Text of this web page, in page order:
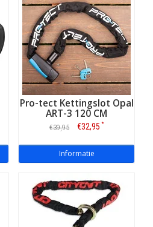
Pro-tect Kettingslot Opal
ART-3 120 CM
€39,95 €32,95 *
Informatie